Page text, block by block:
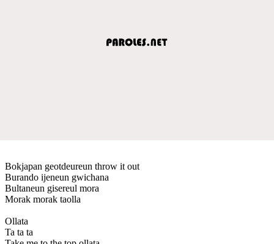
Bokjapan geotdeureun throw it out
Burando ijeneun gwichana
Bultaneun gisereul mora
Morak morak taolla
Ollata
Ta ta ta